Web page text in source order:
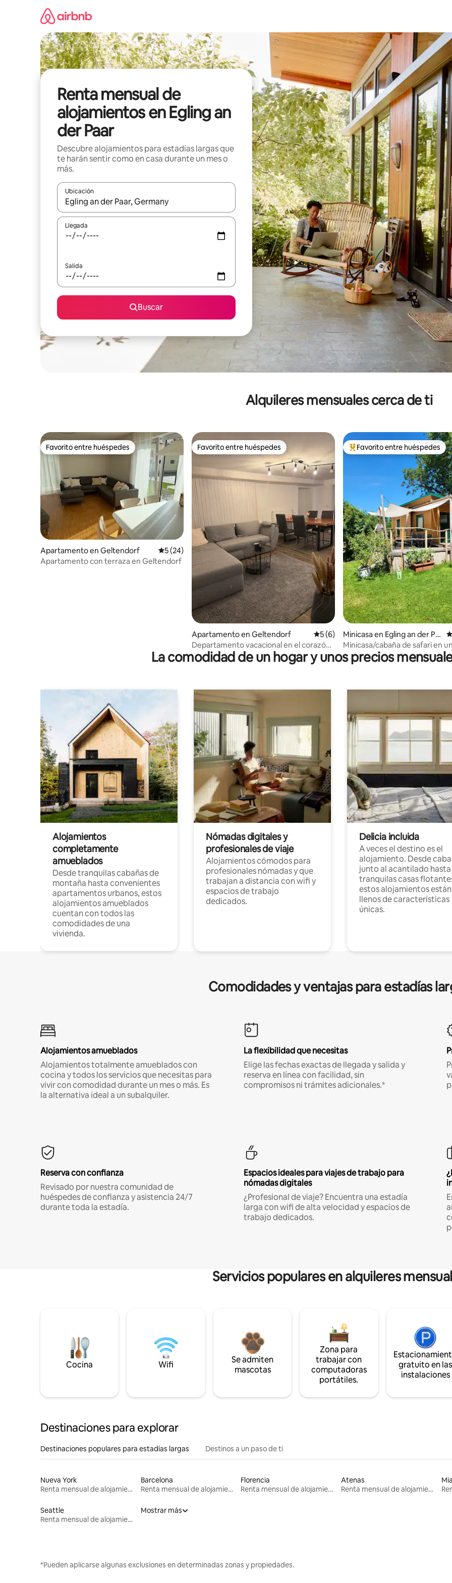
Renta mensual de
alojamientos en Egling an
der Paar
Descubre alojamientos para estadías largas que
te harán sentir como en casa durante un mes o
más.
Ubicación
Cuando los resultados estén disponibles, navega con las teclas de flecha hacia arriba y hacia abajo o explora con el
Llegada
Salida
Buscar
Alquileres mensuales cerca de ti
Favorito entre huéspedes
Favorito entre huéspedes
Apartamento en Geltendorf Calificación promedio: 5 de 5, 24 reseñas
5 (24)
Apartamento con terraza en Geltendorf
Favorito entre huéspedes
Favorito entre huéspedes
Apartamento en Geltendorf Calificación promedio: 5 de 5, 6 reseñas
5 (6)
Departamento vacacional en el corazón
de Baviera
Favorito entre huéspedes
Favorito entre huéspedes
Minicasa en Egling an der Pa
ar
Minicasa/cabaña de safari en
natural
La comodidad de un hogar y unos precios
Alojamientos
completamente
amueblados
Desde tranquilas cabañas de
montaña hasta convenientes
apartamentos urbanos, estos
alojamientos amueblados
cuentan con todos las
comodidades de una
vivienda.
Nómadas digitales y
profesionales de viaje
Alojamientos cómodos para
profesionales nómadas y que
trabajan a distancia con wifi y
espacios de trabajo
dedicados.
Delicia incluida
A veces el destino es el
alojamiento. Desde
junto al acantilado hasta
tranquilas casas
estos alojamientos están
llenos de características
únicas.
Comodidades y ventajas para estadías
Alojamientos amueblados
Alojamientos totalmente amueblados con
cocina y todos los servicios que necesitas para
vivir con comodidad durante un mes o más. Es
la alternativa ideal a un subalquiler.
La flexibilidad que necesitas
Elige las fechas exactas de llegada y salida y
reserva en línea con facilidad, sin
compromisos ni trámites adicionales.*
Reserva con confianza
Revisado por nuestra comunidad de
huéspedes de confianza y asistencia 24/7
durante toda la estadía.
Espacios ideales para viajes de trabajo para
nómadas digitales
¿Profesional de viaje? Encuentra una estadía
larga con wifi de alta velocidad y espacios de
trabajo dedicados.
Servicios populares en alquileres
Cocina Wifi
Se admiten
mascotas
Zona para
trabajar con
computadoras
portátiles.
gratuito en las
instalaciones
Destinaciones para explorar
Destinaciones populares para estadías largas Destinos a un paso de ti
Nueva York
Renta mensual de alojamientos
Barcelona
Renta mensual de alojamientos
Florencia
Renta mensual de alojamientos
Atenas
Renta mensual de alojamientos
Seattle
Renta mensual de alojamientos
Mostrar más
*Pueden aplicarse algunas exclusiones en determinadas zonas y propiedades.